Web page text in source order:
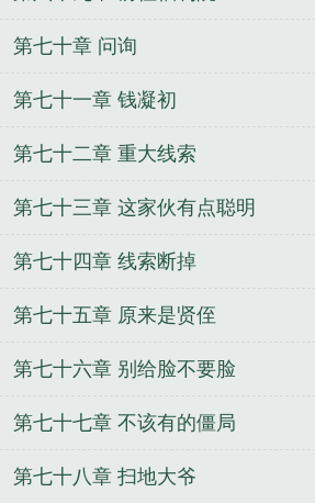
第七十章 问询
第七十一章 钱凝初
第七十二章 重大线索
第七十三章 这家伙有点聪明
第七十四章 线索断掉
第七十五章 原来是贤侄
第七十六章 别给脸不要脸
第七十七章 不该有的僵局
第七十八章 扫地大爷